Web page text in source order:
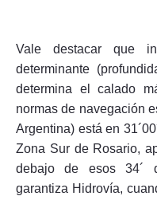
Vale destacar que
determinante
determina el calado
normas de navegación
Argentina) está en
Zona Sur de Rosario,
debajo de esos 34´
garantiza Hidrovía,